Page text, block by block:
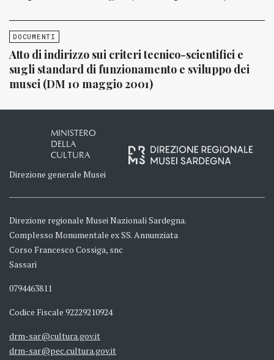
DOCUMENTI
Atto di indirizzo sui criteri tecnico-scientifici e
sugli standard di funzionamento e sviluppo dei
musei (DM 10 maggio 2001)
MINISTERO
DELLA
CULTURA
Direzione generale Musei
Direzione regionale Musei Nazionali Sardegna.
Complesso Monumentale ex SS. Annunziata
Corso Francesco Cossiga, snc
Sassari
0794463811
Codice Fiscale 92229210924
drm-sar@cultura.gov.it
drm-sar@pec.cultura.gov.it